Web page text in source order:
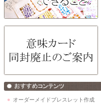
オーダーメイドブレスレット作成